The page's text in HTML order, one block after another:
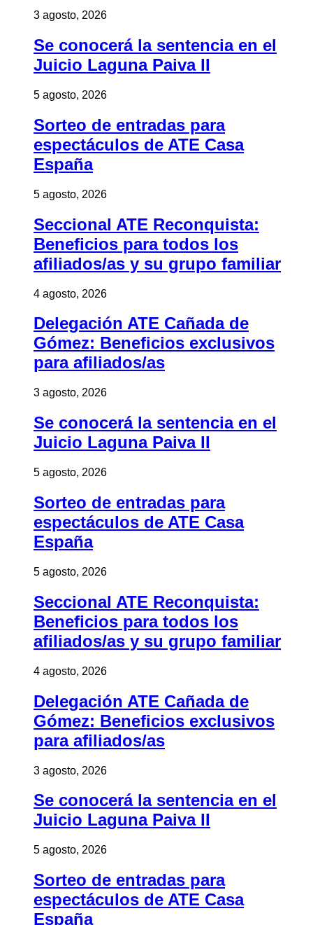
3 agosto, 2026
Se conocerá la sentencia en el
Juicio Laguna Paiva II
5 agosto, 2026
Sorteo de entradas para
espectáculos de ATE Casa
España
5 agosto, 2026
Seccional ATE Reconquista:
Beneficios para todos los
afiliados/as y su grupo familiar
4 agosto, 2026
Delegación ATE Cañada de
Gómez: Beneficios exclusivos
para afiliados/as
3 agosto, 2026
Se conocerá la sentencia en el
Juicio Laguna Paiva II
5 agosto, 2026
Sorteo de entradas para
espectáculos de ATE Casa
España
5 agosto, 2026
Seccional ATE Reconquista:
Beneficios para todos los
afiliados/as y su grupo familiar
4 agosto, 2026
Delegación ATE Cañada de
Gómez: Beneficios exclusivos
para afiliados/as
3 agosto, 2026
Se conocerá la sentencia en el
Juicio Laguna Paiva II
5 agosto, 2026
Sorteo de entradas para
espectáculos de ATE Casa
España